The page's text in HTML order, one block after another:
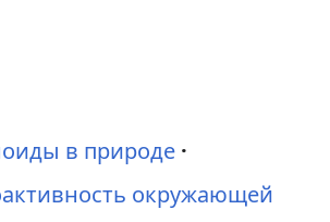
в природе
окружающей